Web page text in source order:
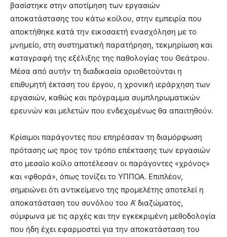
βασίστηκε στην αποτίμηση των εργασιών
αποκατάστασης του κάτω κοίλου, στην εμπειρία που
αποκτήθηκε κατά την εικοσαετή ενασχόληση με το
μνημείο, στη συστηματική παρατήρηση, τεκμηρίωση και
καταγραφή της εξέλιξης της παθολογίας του Θεάτρου.
Μέσα από αυτήν τη διαδικασία οριοθετούνται η
επιθυμητή έκταση του έργου, η χρονική ιεράρχηση των
εργασιών, καθώς και πρόγραμμα συμπληρωματικών
ερευνών και μελετών που ενδεχομένως θα απαιτηθούν.
Κρίσιμοι παράγοντες που επηρέασαν τη διαμόρφωση
πρότασης ως προς τον τρόπο επέκτασης των εργασιών
στο μεσαίο κοίλο αποτέλεσαν οι παράγοντες «χρόνος»
και «φθορά», όπως τονίζει το ΥΠΠΟΑ. Επιπλέον,
σημειώνει ότι αντικείμενο της προμελέτης αποτελεί η
αποκατάσταση του συνόλου του Α’ διαζώματος,
σύμφωνα με τις αρχές και την εγκεκριμένη μεθοδολογία
που ήδη έχει εφαρμοστεί για την αποκατάσταση του